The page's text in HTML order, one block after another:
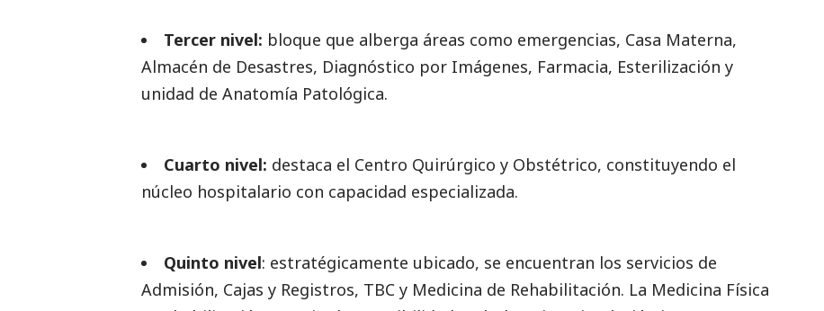
Tercer nivel: bloque que alberga áreas como emergencias, Casa Materna,
Almacén de Desastres, Diagnóstico por Imágenes, Farmacia, Esterilización y
unidad de Anatomía Patológica.
Cuarto nivel: destaca el Centro Quirúrgico y Obstétrico, constituyendo el
núcleo hospitalario con capacidad especializada.
Quinto nivel: estratégicamente ubicado, se encuentran los servicios de
Admisión, Cajas y Registros, TBC y Medicina de Rehabilitación. La Medicina Física